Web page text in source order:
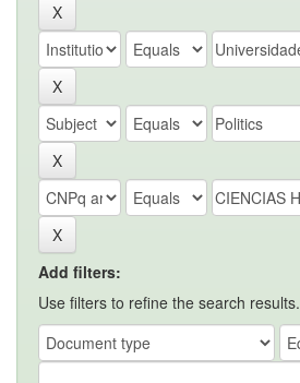
Add filters:
Use filters to refine the search results.